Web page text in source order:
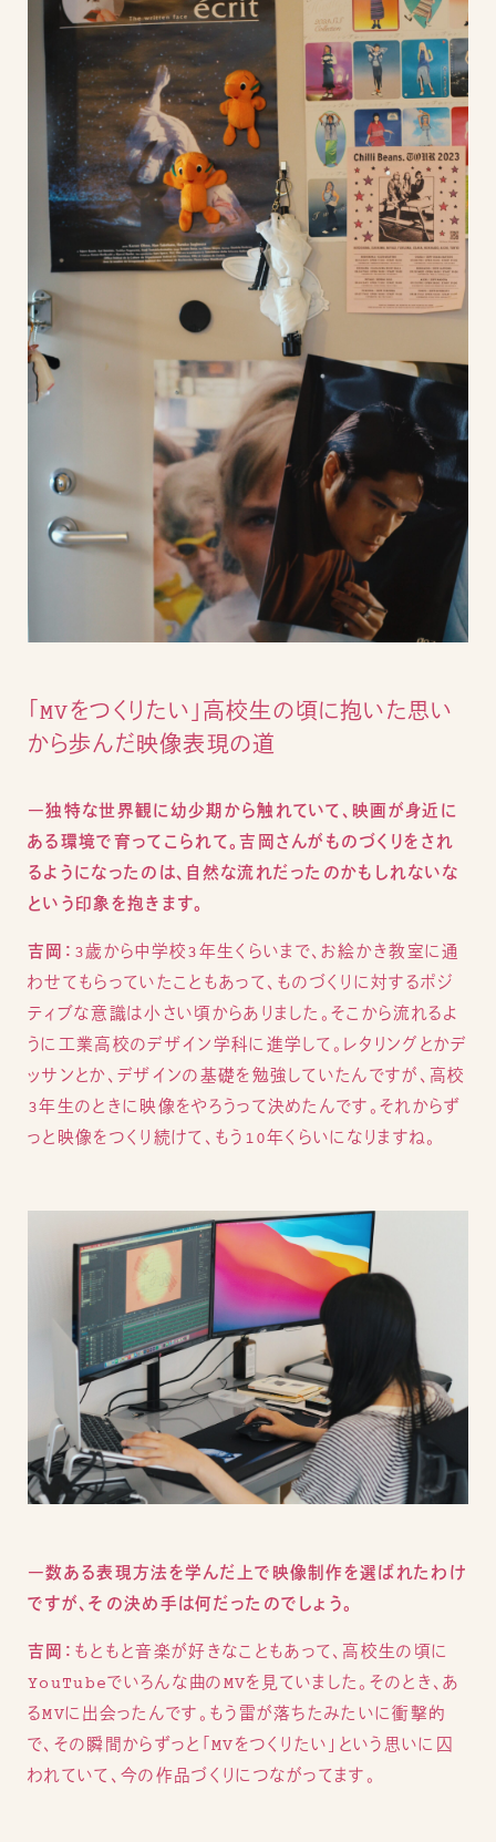
「MVをつくりたい」高校生の頃に抱いた思い
から歩んだ映像表現の道
―独特な世界観に幼少期から触れていて、映画が身近に
ある環境で育ってこられて。吉岡さんがものづくりをされ
るようになったのは、自然な流れだったのかもしれないな
という印象を抱きます。
吉岡： 3歳から中学校3年生くらいまで、お絵かき教室に通
わせてもらっていたこともあって、ものづくりに対するポジ
ティブな意識は小さい頃からありました。そこから流れるよ
うに工業高校のデザイン学科に進学して。レタリングとかデ
ッサンとか、デザインの基礎を勉強していたんですが、高校
3年生のときに映像をやろうって決めたんです。それからず
っと映像をつくり続けて、もう10年くらいになりますね。
―数ある表現方法を学んだ上で映像制作を選ばれたわけ
ですが、その決め手は何だったのでしょう。
吉岡： もともと音楽が好きなこともあって、高校生の頃に
YouTubeでいろんな曲のMVを見ていました。そのとき、あ
るMVに出会ったんです。もう雷が落ちたみたいに衝撃的
で、その瞬間からずっと「MVをつくりたい」という思いに囚
われていて、今の作品づくりにつながってます。